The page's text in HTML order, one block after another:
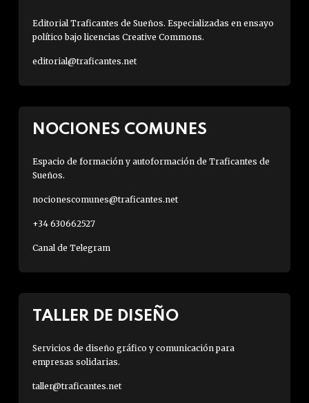
Editorial Traficantes de Sueños. Especializadas en ensayo
político bajo licencias Creative Commons.
editorial@traficantes.net
NOCIONES COMUNES
Espacio de formación y autoformación de Traficantes de
Sueños.
nocionescomunes@traficantes.net
+34 630662527
Canal de Telegram
TALLER DE DISEÑO
Servicios de diseño gráfico y comunicación para
empresas solidarias.
taller@traficantes.net